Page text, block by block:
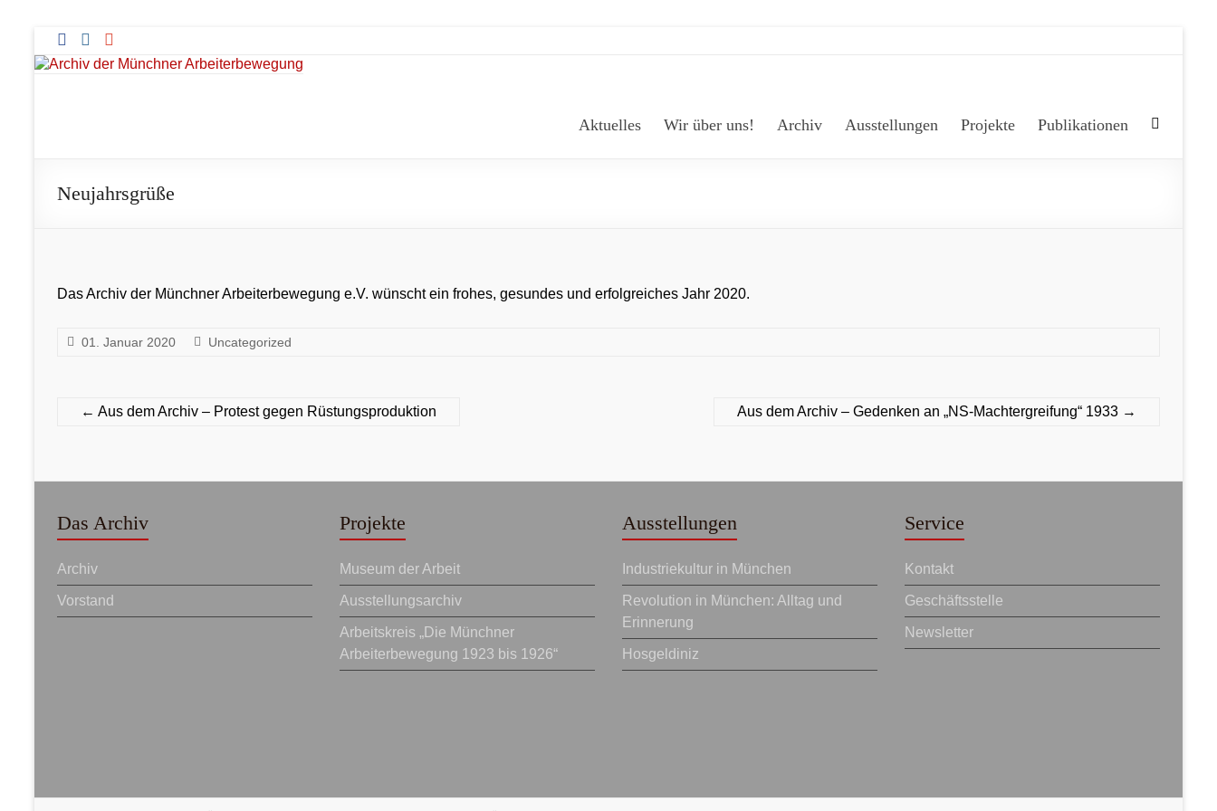
Zum
Inhalt
springen
Münchner
Arbeiterbewegung
Aktuelles Wir über uns! Archiv Ausstellungen Projekte Publikationen
Neujahrsgrüße
Das Archiv der Münchner Arbeiterbewegung e.V. wünscht ein frohes, gesundes und erfolgreiches Jahr 2020.
01. Januar 2020 Uncategorized
← Aus dem Archiv – Protest gegen Rüstungsproduktion Aus dem Archiv – Gedenken an „NS-Machtergreifung“ 1933 →
Das Archiv
Archiv
Vorstand
Projekte
Museum der Arbeit
Ausstellungsarchiv
Arbeitskreis „Die Münchner
Arbeiterbewegung 1923 bis 1926“
Ausstellungen
Industriekultur in München
Revolution in München: Alltag und
Erinnerung
Hosgeldiniz
Service
Kontakt
Geschäftsstelle
Newsletter